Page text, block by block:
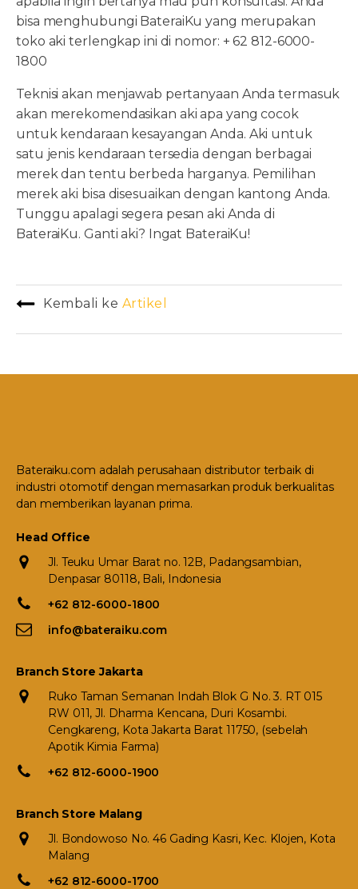
bisa menghubungi BateraiKu yang merupakan
toko aki terlengkap ini di nomor: + 62 812-6000-
1800
Teknisi akan menjawab pertanyaan Anda termasuk
akan merekomendasikan aki apa yang cocok
untuk kendaraan kesayangan Anda. Aki untuk
satu jenis kendaraan tersedia dengan berbagai
merek dan tentu berbeda harganya. Pemilihan
merek aki bisa disesuaikan dengan kantong Anda.
Tunggu apalagi segera pesan aki Anda di
BateraiKu. Ganti aki? Ingat BateraiKu!
Kembali ke Artikel
Bateraiku.com adalah perusahaan distributor terbaik di
industri otomotif dengan memasarkan produk berkualitas
dan memberikan layanan prima.
Head Office
Jl. Teuku Umar Barat no. 12B, Padangsambian,
Denpasar 80118, Bali, Indonesia
+62 812-6000-1800
info@bateraiku.com
Branch Store Jakarta
Ruko Taman Semanan Indah Blok G No. 3. RT 015
RW 011, Jl. Dharma Kencana, Duri Kosambi.
Cengkareng, Kota Jakarta Barat 11750, (sebelah
Apotik Kimia Farma)
+62 812-6000-1900
Branch Store Malang
Jl. Bondowoso No. 46 Gading Kasri, Kec. Klojen, Kota
Malang
+62 812-6000-1700